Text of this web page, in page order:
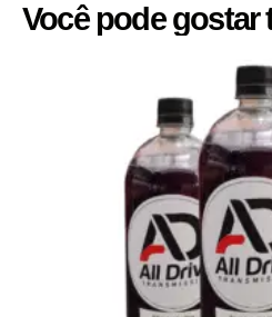
Você pode gostar